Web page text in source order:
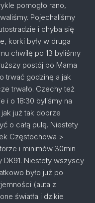
pomogło rano,
Pojechaliśmy
i chyba się
korki były w druga
chwilę po 13 byliśmy
postój bo Mama
trwać godzinę a jak
trwało. Czechy też
i o 18:30 byliśmy na
już tak dobrze
o całą pulę. Niestety
Częstochowa >
i minimów 30min
DK91. Niestety wszyscy
było już po
(auta z
światła i dzikie